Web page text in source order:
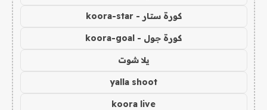
كورة ستار - koora-star
كورة جول - koora-goal
يلا شوت
yalla shoot
koora live